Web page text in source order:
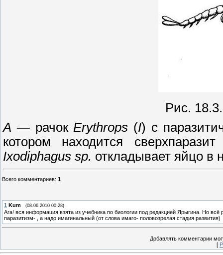
Рис. 18.3.
А —рачок Erythrops (I) с
котором находится
Ixodiphagus sp. откладывает яйцо в
Всего комментариев: 1
1 Kum (08.06.2010 00:28)
Ага! вся информация взята из учебника по биологии под редакцией Ярыгина. Но
паразитизм- , а надо имагинальный (от слова имаго- половозрелая стадия развития)
Добавлять комментарии
[